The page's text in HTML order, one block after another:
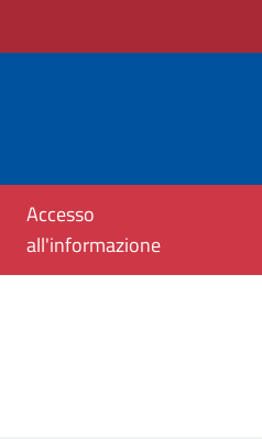
Accesso
all'informazione